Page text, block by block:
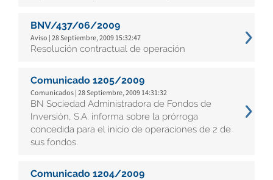
BNV/437/06/2009
Aviso | 28 Septiembre, 2009 15:32:47
Resolución contractual de operación
Comunicado 1205/2009
Comunicados | 28 Septiembre, 2009 14:31:32
BN Sociedad Administradora de Fondos de
Inversión, S.A. informa sobre la prórroga
concedida para el inicio de operaciones de 2 de
sus fondos.
Comunicado 1204/2009